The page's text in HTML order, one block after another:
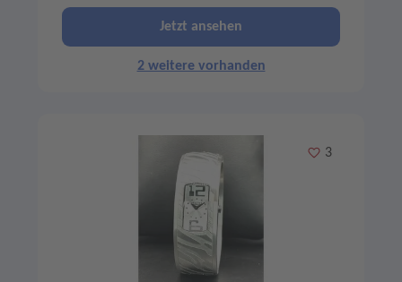
Jetzt ansehen
2 weitere vorhanden
Merken
3